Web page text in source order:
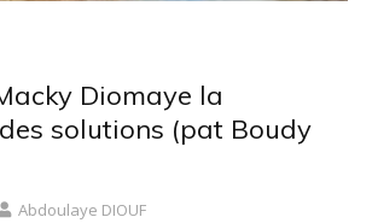
Diomaye la
solutions (pat Boudy
Abdoulaye DIOUF